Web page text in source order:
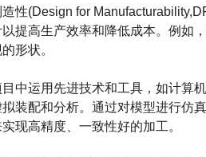
(Design for
提高生产效率和降低成本。例如
形状。
运用先进技术和工具，如计算
装配和分析。通过对模型进行仿
现高精度、一致性好的加工。